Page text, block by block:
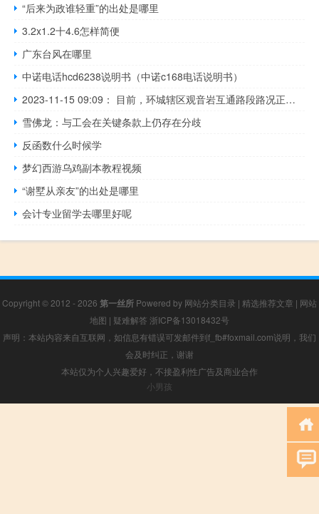
“后来为政谁轻重”的出处是哪里
3.2x1.2十4.6怎样简便
广东台风在哪里
中诺电话hcd6238说明书（中诺c168电话说明书）
2023-11-15 09:09： 目前，环城辖区观音岩互通路段路况正常。环城交警温馨提示：平安为无价宝，当心为护身符。 ​​​
雪佛龙：与工会在关键条款上仍存在分歧
反函数什么时候学
梦幻西游乌鸡副本教程视频
“谢墅从亲友”的出处是哪里
会计专业留学去哪里好呢
Copyright © 2012 - 2026 第一丝所 Powered by 网站分类目录 | 精选推荐文章 | 网站
地图 | 疑难解答 浙ICP备13018432号
声明：本站内容来自互联网，如信息有错误可发邮件到f_fb#foxmail.com说明，我们
会及时纠正，谢谢
本站仅为个人兴趣爱好，不接盈利性广告及商业合作
小男孩